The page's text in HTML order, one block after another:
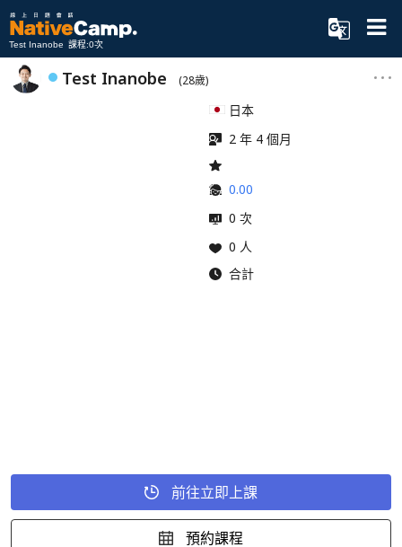
Test Inanobe 課程:0次
Test Inanobe (28歲)
日本
2 年 4 個月
0.00
0 次
0 人
合計
前往立即上課
預約課程